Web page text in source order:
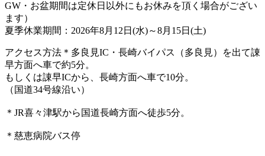
GW・お盆期間は定休日以外にもお休みを頂く場合がござい
ます）
夏季休業期間：2026年8月12日(水)～8月15日(土)
アクセス方法 ＊多良見IC・長崎バイパス（多良見）を出て諌
早方面へ車で約5分。
もしくは諌早ICから、長崎方面へ車で10分。
（国道34号線沿い）
＊JR喜々津駅から国道長崎方面へ徒歩5分。
＊慈恵病院バス停